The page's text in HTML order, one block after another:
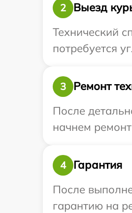
2
Выезд
Технический
потребуется
3
Ремонт
После
начнем
4
Гарантия
После
гарантию на